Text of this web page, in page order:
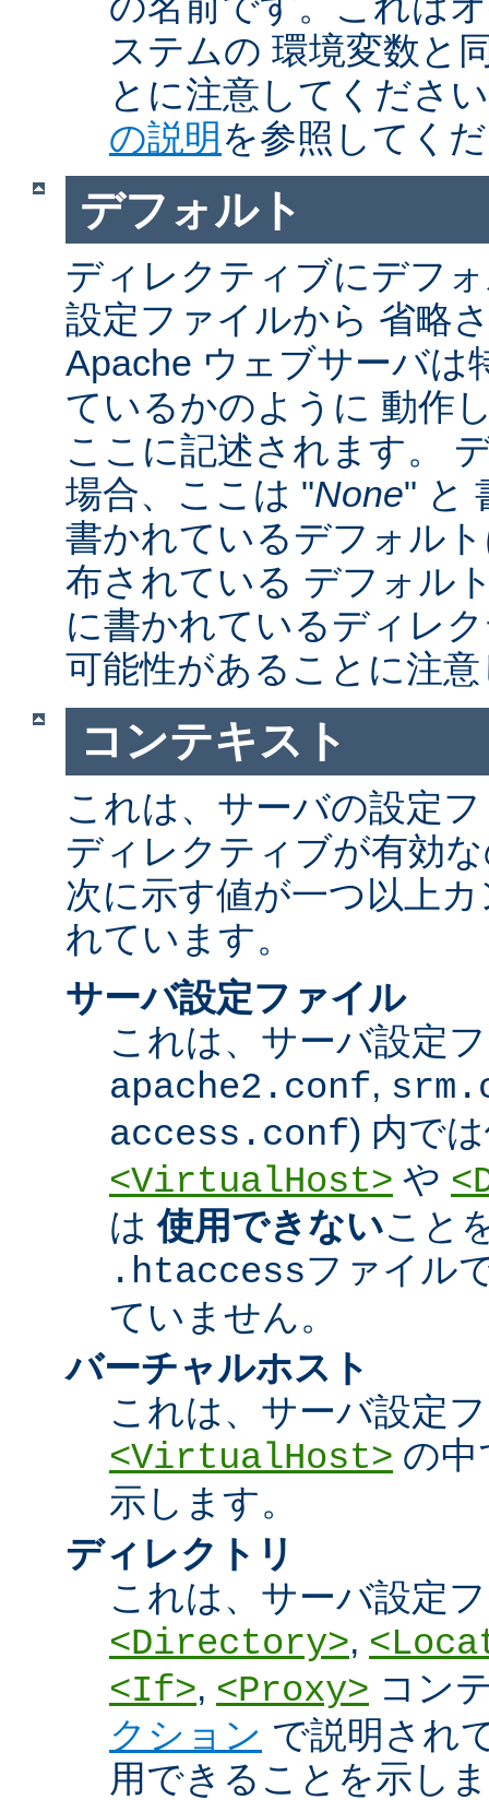
ステムの 環境変数と
とに注意してくださ
の説明 を参照してく
デフォルト
ディレクティブにデフ
設定ファイルから 省略
Apache ウェブサーバは
ているかのように 動作
ここに記述されます。
場合、ここは "None" と
書かれているデフォル
布されている デフォル
に書かれているディレ
可能性があることに注
コンテキスト
これは、サーバの設定
ディレクティブが有効
次に示す値が一つ以上
れています。
サーバ設定ファイル
これは、サーバ設定
apache2.conf,
access.conf) 内で
<VirtualHost> や
は使用できないこと
.htaccessファイル
ていません。
バーチャルホスト
これは、サーバ設定
<VirtualHost> の中
示します。
ディレクトリ
これは、サーバ設定
<Directory>,
<If>, <Proxy> コン
クション で説明され
用できることを示し